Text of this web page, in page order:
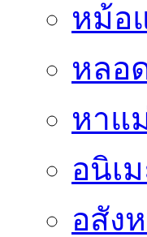
หม้อ
หลอ
หาแ
อนิเ
อสัง